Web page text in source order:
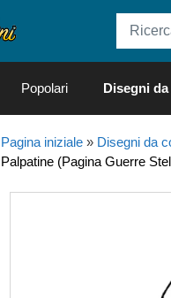
Popolari Disegni
Pagina iniziale» Disegni da
Palpatine (Pagina Guerre